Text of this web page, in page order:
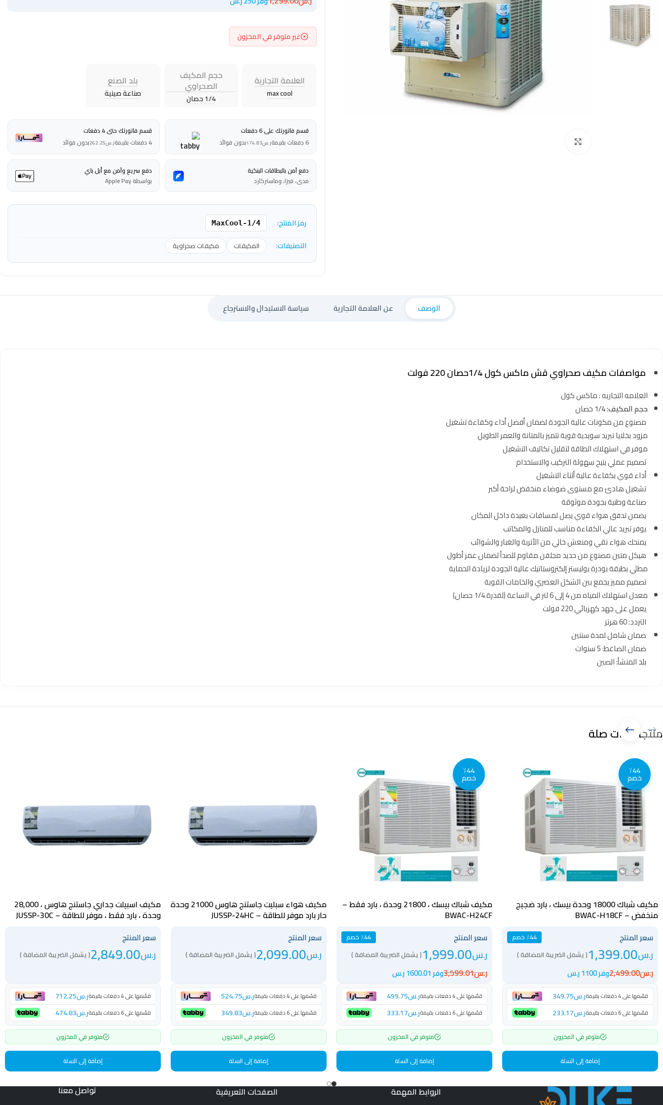
غير متوفر في المخزون
العلامة التجارية
max cool
حجم المكيف
الصحراوي
1/4 حصان
بلد الصنع
صناعة صينية
قسم فاتورتك على 6 دفعات
6 دفعات بقيمة
ر.س174.83بدون فوائد
قسم فاتورتك حتى 4 دفعات
4 دفعات بقيمة
ر.س262.25بدون فوائد
دفع آمن بالبطاقات البنكية
مدى، فيزا، وماستركارد
دفع سريع وآمن مع أبل باي
بواسطة Apple Pay
رمز المنتج: MaxCool-1/4
التصنيفات: المكيفات مكيفات صحراوية
الوصف عن العلامة التجارية سياسة الاستبدال والاسترجاع
مواصفات مكيف صحراوي قش ماكس كول 1/4حصان 220 فولت
العلامه التجاريه : ماكس كول
حجم المكيف:
مصنوع من مكونات عالية الجودة لضمان أفضل أداء وكفاءة تشغيل
مزود بخلايا تبريد سويدية قوية تتميز بالمتانة والعمر الطويل
موفر في استهلاك الطاقة لتقليل تكاليف التشغيل
تصميم عملي يتيح سهولة التركيب والاستخدام
أداء قوي بكفاءة عالية أثناء التشغيل
تشغيل هادئ مع مستوى ضوضاء منخفض لراحة أكبر
صناعة وطنية بجودة موثوقة
يضمن تدفق هواء قوي يصل لمسافات بعيدة داخل المكان
يوفر تبريد عالي الكفاءة مناسب للمنازل والمكاتب
يمنحك هواء نقي ومنعش خالي من الأتربة والغبار والشوائب
هيكل متين مصنوع من حديد مجلفن مقاوم للصدأ لضمان عمر أطول
مطلي بطبقة بودرة بوليستر إلكتروستاتيك عالية الجودة لزيادة الحماية
تصميم مميز يجمع بين الشكل العصري والخامات القوية
معدل استهلاك المياه من 4 إلى 6 لتر في الساعة (لقدرة 1/4 حصان)
يعمل على جهد كهربائي 220 فولت
التردد: 60 هرتز
ضمان شامل لمدة سنتين
ضمان الضاغط: 5 سنوات
بلد المنشأ: الصين
منتجات ذات صلة
٪44
خصم
مكيف شباك 18000 وحدة بيسك ، بارد ضجيج
منخفض – BWAC-H18CF
سعر المنتج ٪44 خصم
ر.س1,399.00( يشمل الضريبة المضافة )
ر.س2,499.00وفر 1100 ر.س
قسّمها على 4 دفعات بقيمة ر.س349.75
قسّمها على 6 دفعات بقيمة ر.س233.17
متوفر في المخزون
إضافة إلى السلة
٪44
خصم
مكيف شباك بيسك ، 21800 وحدة ، بارد فقط –
BWAC-H24CF
سعر المنتج ٪44 خصم
ر.س1,999.00( يشمل الضريبة المضافة )
ر.س3,599.01وفر 1600.01 ر.س
قسّمها على 4 دفعات بقيمة ر.س499.75
قسّمها على 6 دفعات بقيمة ر.س333.17
متوفر في المخزون
إضافة إلى السلة
مكيف هواء سبليت جاستنج هاوس 21000 وحدة
حار بارد موفر للطاقة – JUSSP-24HC
سعر المنتج
ر.س2,099.00( يشمل الضريبة المضافة )
قسّمها على 4 دفعات بقيمة ر.س524.75
قسّمها على 6 دفعات بقيمة ر.س349.83
متوفر في المخزون
إضافة إلى السلة
مكيف اسبيلت جداري جاستنج هاوس ، 28,000
وحدة ، بارد فقط ، موفر للطاقة – JUSSP-30C
سعر المنتج
ر.س2,849.00( يشمل الضريبة المضافة )
قسّمها على 4 دفعات بقيمة ر.س712.25
قسّمها على 6 دفعات بقيمة ر.س474.83
متوفر في المخزون
إضافة إلى السلة
الروابط المهمة الصفحات التعريفية تواصل معنا